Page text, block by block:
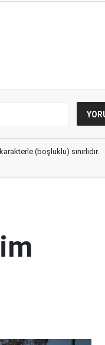
(boşluklu) sınırlıdır.